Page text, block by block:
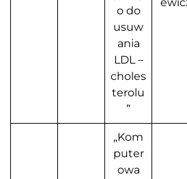
o do
usuw
ania
LDL –
choles
terolu
”
„Kom
puter
owa